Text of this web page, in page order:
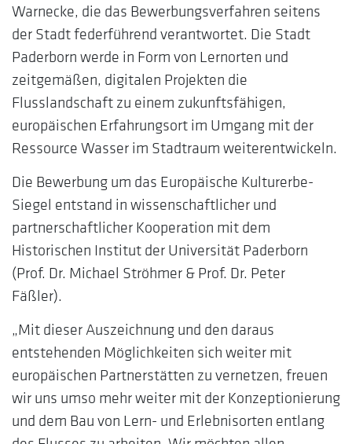
Warnecke, die das Bewerbungsverfahren seitens
der Stadt federführend verantwortet. Die Stadt
Paderborn werde in Form von Lernorten und
zeitgemäßen, digitalen Projekten die
Flusslandschaft zu einem zukunftsfähigen,
europäischen Erfahrungsort im Umgang mit der
Ressource Wasser im Stadtraum weiterentwickeln.
Die Bewerbung um das Europäische Kulturerbe-
Siegel entstand in wissenschaftlicher und
partnerschaftlicher Kooperation mit dem
Historischen Institut der Universität Paderborn
(Prof. Dr. Michael Ströhmer & Prof. Dr. Peter
Fäßler).
„Mit dieser Auszeichnung und den daraus
entstehenden Möglichkeiten sich weiter mit
europäischen Partnerstätten zu vernetzen, freuen
wir uns umso mehr weiter mit der Konzeptionierung
und dem Bau von Lern- und Erlebnisorten entlang